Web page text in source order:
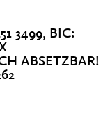
3499, BIC:
ABSETZBAR!